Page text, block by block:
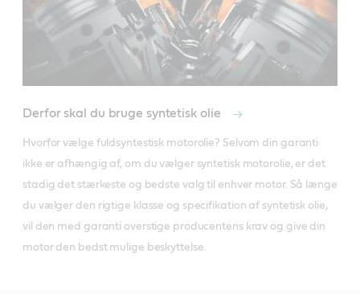
Derfor skal du bruge syntetisk olie
Hvorfor vælge fuldsyntestisk motorolie? Selvom din garanti
ikke er afhængig af, om du vælger syntetisk motorolie, er det
stadig det stærkeste og bedste valg til enhver motor. Så længe
du vælger den rigtige klasse og specifikation af syntetisk olie,
vil den med garanti overstige producentens krav og give din
motor den bedst mulige beskyttelse.